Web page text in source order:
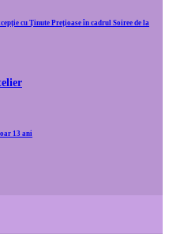
cu Ținute Prețioase în cadrul Soiree de la
13 ani